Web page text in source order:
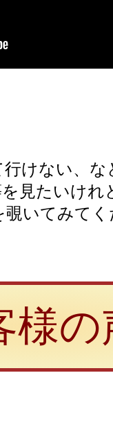
けない、な
見たいけれ
いてみて
様の